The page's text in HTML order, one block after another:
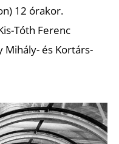
12 órakor.
Tóth Ferenc
Mihály- és Kortárs-